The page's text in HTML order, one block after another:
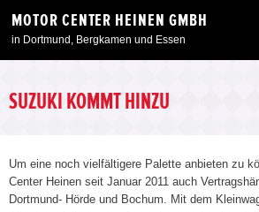
MOTOR CENTER HEINEN GMBH
in Dortmund, Bergkamen und Essen
Angebote
SUZUKI KOMMT HINZU
Um eine noch vielfältigere Palette anbieten zu
Center Heinen seit Januar 2011 auch
Dortmund- Hörde und Bochum. Mit dem